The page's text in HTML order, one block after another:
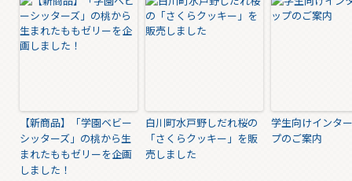
【新商品】「学園ベビー
シッターズ」の桃から生
まれたももゼリーを企画
しました！
白川町水戸野しだれ桜の
「さくらクッキー」を販
売しました
学生向けインタ
プのご案内